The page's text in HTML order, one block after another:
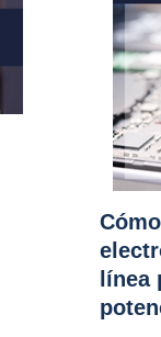
línea